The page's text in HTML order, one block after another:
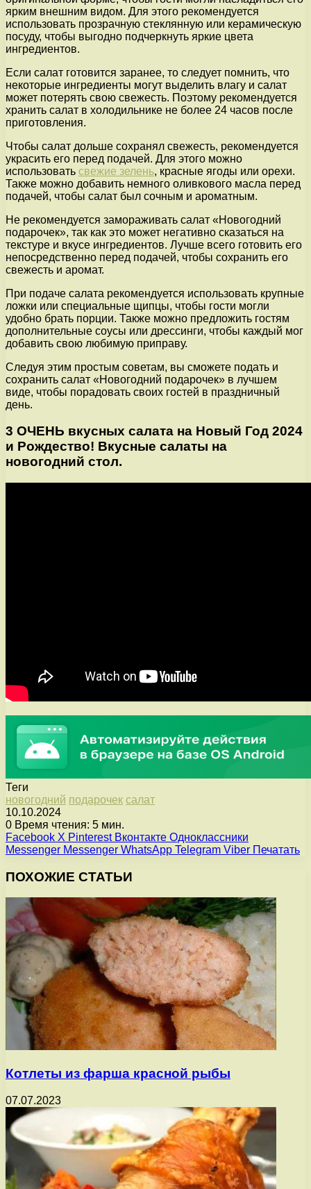
ярким внешним видом. Для этого рекомендуется
использовать прозрачную стеклянную или керамическую
посуду, чтобы выгодно подчеркнуть яркие цвета
ингредиентов.
Если салат готовится заранее, то следует помнить, что
некоторые ингредиенты могут выделить влагу и салат
может потерять свою свежесть. Поэтому рекомендуется
хранить салат в холодильнике не более 24 часов после
приготовления.
Чтобы салат дольше сохранял свежесть, рекомендуется
украсить его перед подачей. Для этого можно
использовать свежие зелень, красные ягоды или орехи.
Также можно добавить немного оливкового масла перед
подачей, чтобы салат был сочным и ароматным.
Не рекомендуется замораживать салат «Новогодний
подарочек», так как это может негативно сказаться на
текстуре и вкусе ингредиентов. Лучше всего готовить его
непосредственно перед подачей, чтобы сохранить его
свежесть и аромат.
При подаче салата рекомендуется использовать крупные
ложки или специальные щипцы, чтобы гости могли
удобно брать порции. Также можно предложить гостям
дополнительные соусы или дрессинги, чтобы каждый мог
добавить свою любимую приправу.
Следуя этим простым советам, вы сможете подать и
сохранить салат «Новогодний подарочек» в лучшем
виде, чтобы порадовать своих гостей в праздничный
день.
3 ОЧЕНЬ вкусных салата на Новый Год 2024
и Рождество! Вкусные салаты на
новогодний стол.
Теги
новогодний подарочек салат
10.10.2024
0 Время чтения: 5 мин.
Facebook X Pinterest Вконтакте Одноклассники
Messenger Messenger WhatsApp Telegram Viber Печатать
ПОХОЖИЕ СТАТЬИ
Котлеты из фарша красной рыбы
07.07.2023